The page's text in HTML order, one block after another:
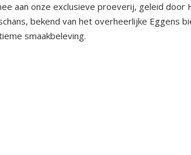
aan onze exclusieve proeverij, geleid door
bekend van het overheerlijke Eggens
smaakbeleving.